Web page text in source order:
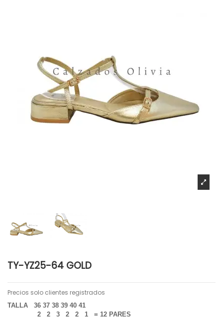
TY-YZ25-64 GOLD
Precios solo clientes registrados
TALLA 36 37 38 39 40 41
2 2 3 2 2 1 = 12 PARES